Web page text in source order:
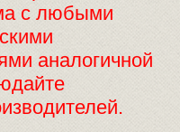
с любыми
аналогичной